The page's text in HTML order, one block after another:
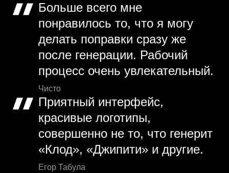
Больше всего мне
понравилось то, что я могу
делать поправки сразу же
после генерации. Рабочий
процесс очень увлекательный.
Чисто
Приятный интерфейс,
красивые логотипы,
совершенно не то, что генерит
«Клод», «Джипити» и другие.
Егор Табула